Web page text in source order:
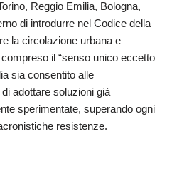
Reggio Emilia, Bologna,
di introdurre nel Codice della
la circolazione urbana e
il “senso unico eccetto
sia consentito alle
adottare soluzioni già
sperimentate, superando ogni
resistenze.